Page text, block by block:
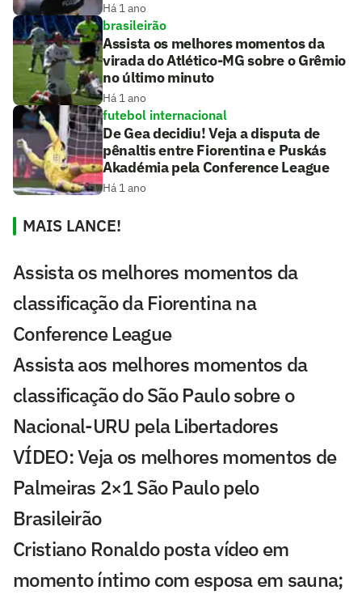
Há 1 ano
brasileirão
Assista os melhores momentos da
virada do Atlético-MG sobre o Grêmio
no último minuto
Há 1 ano
futebol internacional
De Gea decidiu! Veja a disputa de
pênaltis entre Fiorentina e Puskás
Akadémia pela Conference League
Há 1 ano
MAIS LANCE!
Assista os melhores momentos da
classificação da Fiorentina na
Conference League
Assista aos melhores momentos da
classificação do São Paulo sobre o
Nacional-URU pela Libertadores
VÍDEO: Veja os melhores momentos de
Palmeiras 2×1 São Paulo pelo
Brasileirão
Cristiano Ronaldo posta vídeo em
momento íntimo com esposa em sauna;